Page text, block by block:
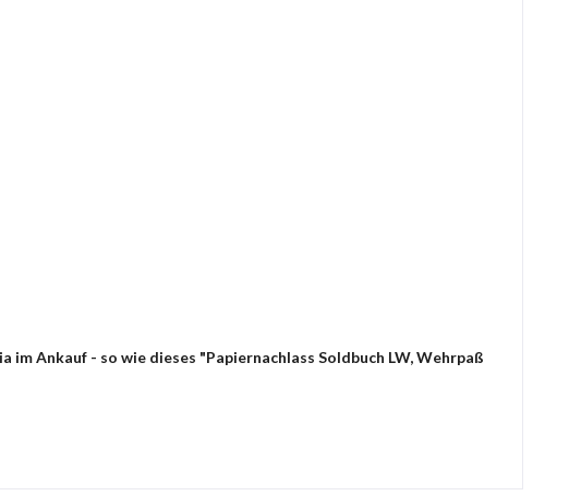
Ankauf - so wie dieses "Papiernachlass Soldbuch LW, Wehrpaß